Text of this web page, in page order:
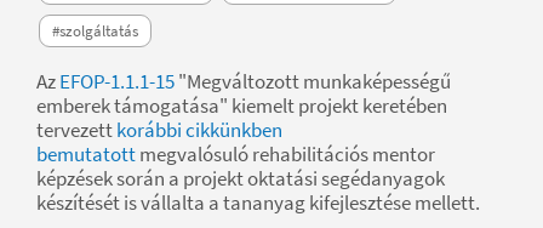
#szolgáltatás
AzEFOP-1.1.1-15"Megváltozott munkaképességű
emberek támogatása" kiemelt projekt keretében
tervezettkorábbi cikkünkben
bemutatottmegvalósuló rehabilitációs mentor
képzések során a projekt oktatási segédanyagok
készítését is vállalta a tananyag kifejlesztése mellett.